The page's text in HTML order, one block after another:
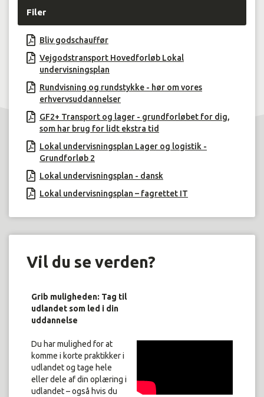
Filer
Bliv godschauffør
Vejgodstransport Hovedforløb Lokal
undervisningsplan
Rundvisning og rundstykke - hør om vores
erhvervsuddannelser
GF2+ Transport og lager - grundforløbet for dig,
som har brug for lidt ekstra tid
Lokal undervisningsplan Lager og logistik -
Grundforløb 2
Lokal undervisningsplan - dansk
Lokal undervisningsplan – fagrettet IT
Vil du se verden?
Grib muligheden: Tag til
udlandet som led i din
uddannelse
Du har mulighed for at
komme i korte praktikker i
udlandet og tage hele
eller dele af din oplæring i
udlandet – også hvis du